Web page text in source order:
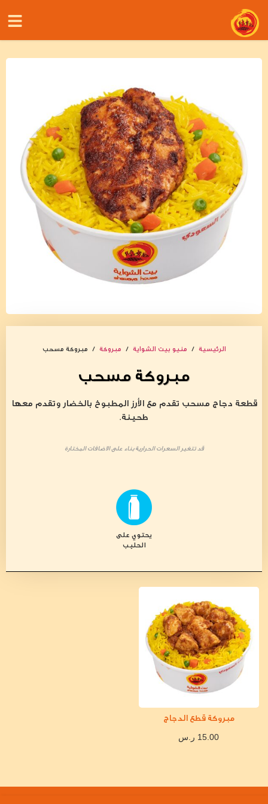
الرئيسية / منيو بيت الشواية / مبروكة / مبروكة مسحب
مبروكة مسحب
قطعة دجاج مسحب تقدم مع الأرز المطبوخ بالخضار وتقدم معها
طحينة.
قد تتغير السعرات الحرارية بناء على الاضافات المختارة
يحتوي على
الحليب
مبروكة قطع الدجاج
15.00 ر.س